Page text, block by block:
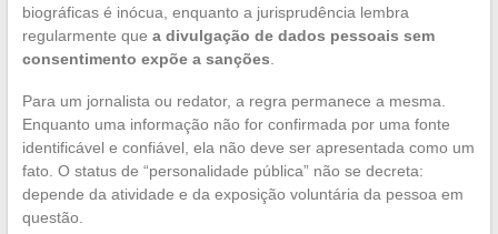
biográficas é inócua, enquanto a jurisprudência lembra
regularmente que a divulgação de dados pessoais sem
consentimento expõe a sanções
Para um jornalista ou redator, a regra permanece a mesma.
Enquanto uma informação não for confirmada por uma fonte
identificável e confiável, ela não deve ser apresentada como um
fato. O status de “personalidade pública” não se decreta:
depende da atividade e da exposição voluntária da pessoa em
questão.